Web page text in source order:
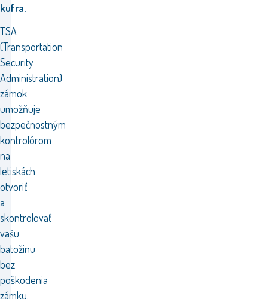
kufra.
TSA
(Transportation
Security
Administration)
zámok
umožňuje
bezpečnostným
kontrolórom
na
letiskách
otvoriť
a
skontrolovať
vašu
batožinu
bez
poškodenia
zámku.